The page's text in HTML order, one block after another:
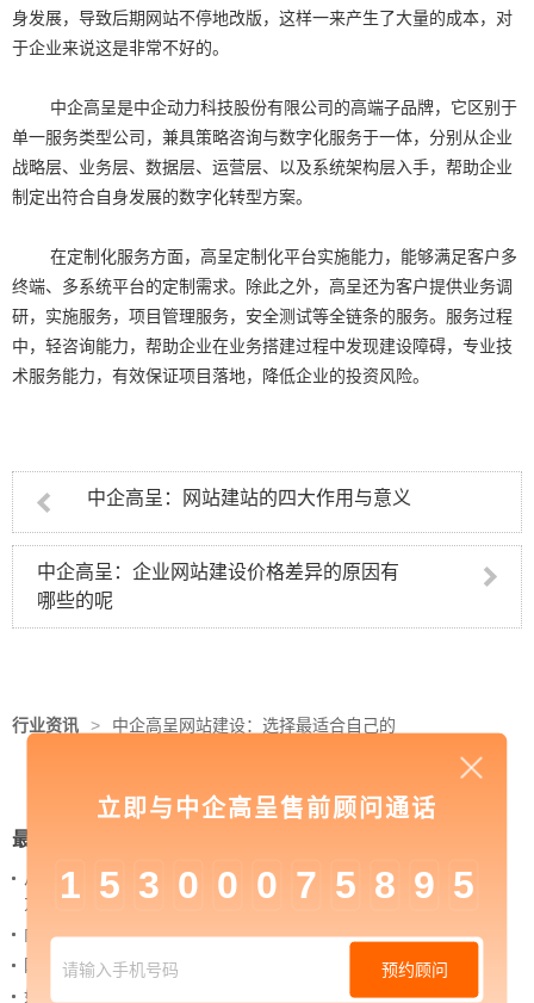
身发展，导致后期网站不停地改版，这样一来产生了大量的成本，对
于企业来说这是非常不好的。
中企高呈是中企动力科技股份有限公司的高端子品牌，它区别于
单一服务类型公司，兼具策略咨询与数字化服务于一体，分别从企业
战略层、业务层、数据层、运营层、以及系统架构层入手，帮助企业
制定出符合自身发展的数字化转型方案。
在定制化服务方面，高呈定制化平台实施能力，能够满足客户多
终端、多系统平台的定制需求。除此之外，高呈还为客户提供业务调
研，实施服务，项目管理服务，安全测试等全链条的服务。服务过程
中，轻咨询能力，帮助企业在业务搭建过程中发现建设障碍，专业技
术服务能力，有效保证项目落地，降低企业的投资风险。
中企高呈：网站建站的四大作用与意义
中企高呈：企业网站建设价格差异的原因有
哪些的呢
行业资讯 >
中企高呈网站建设：选择最适合自己的
最新新闻
从 “黑神话：悟空” 的成功，看企业网站如何撬动品牌
力量
内容管理：媒体资讯网站搭建的隐藏大BOSS
网站进化的终极形态，你了解吗？
如何借助设计服务打造超级品牌？
立即与中企高呈售前顾问通话
1 5 3 0 0 0 7 5 8 9 5
预约顾问